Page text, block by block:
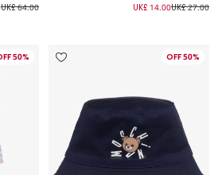
UK£ 27.00
UK£ 14.00
UK£ 64.00
50% OFF
50% OFF